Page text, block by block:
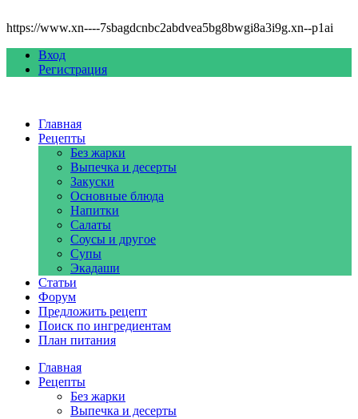
https://www.xn----7sbagdcnbc2abdvea5bg8bwgi8a3i9g.xn--p1ai
Вход
Регистрация
Главная
Рецепты
Без жарки
Выпечка и десерты
Закуски
Основные блюда
Напитки
Салаты
Соусы и другое
Супы
Экадаши
Статьи
Форум
Предложить рецепт
Поиск по ингредиентам
План питания
Главная
Рецепты
Без жарки
Выпечка и десерты